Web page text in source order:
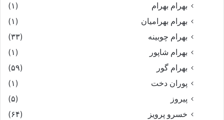
بهرام بهرام
(۱)
بهرام بهرامیان‏
(۱)
بهرام چوبینه
(۳۳)
بهرام شاپور
(۱)
بهرام گور
(۵۹)
پوران دخت
(۱)
پیروز
(۵)
خسرو پرویز
(۶۴)